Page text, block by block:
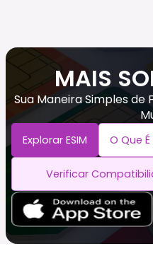
MAIS
Sua Maneira Simples
Explorar ESIM O Que É
Verificar